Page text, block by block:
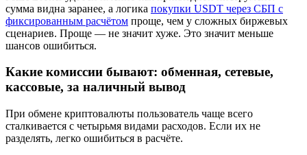
сумма видна заранее, а логика покупки USDT через СБП с
фиксированным расчётом проще, чем у сложных биржевых
сценариев. Проще — не значит хуже. Это значит меньше
шансов ошибиться.
Какие комиссии бывают: обменная, сетевые,
кассовые, за наличный вывод
При обмене криптовалюты пользователь чаще всего
сталкивается с четырьмя видами расходов. Если их не
разделять, легко ошибиться в расчёте.